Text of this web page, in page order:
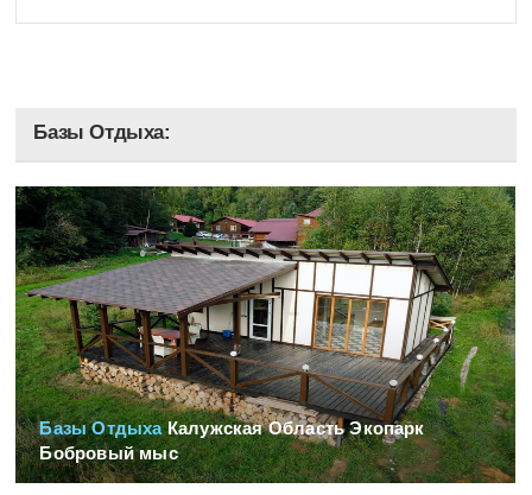
Базы Отдыха:
Базы Отдыха Калужская Область Экопарк
Бобровый мыс